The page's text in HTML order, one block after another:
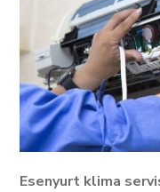
Esenyurt klima